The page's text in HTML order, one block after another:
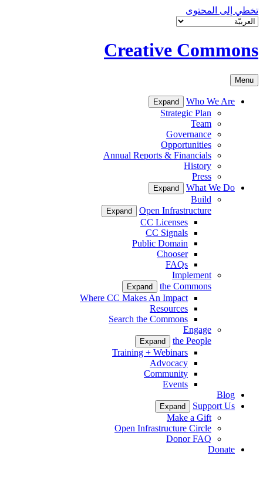
تخطي إلى المحتوى
Creative Commons
Menu
Who We Are
Expand
Strategic Plan
Team
Governance
Opportunities
Annual Reports & Financials
History
Press
What We Do
Expand
Build
Open Infrastructure
Expand
CC Licenses
CC Signals
Public Domain
Chooser
FAQs
Implement
the Commons
Expand
Where CC Makes An Impact
Resources
Search the Commons
Engage
the People
Expand
Training + Webinars
Advocacy
Community
Events
Blog
Support Us
Expand
Make a Gift
Open Infrastructure Circle
Donor FAQ
Donate